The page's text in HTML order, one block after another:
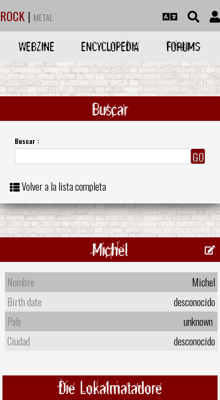
ROCK | METAL
WEBZINE ENCYCLOPEDIA FORUMS
Buscar
Buscar :
Volver a la lista completa
Michel
Nombre
Michel
Birth date
desconocido
Paîs
unknown
Ciudad
desconocido
Die Lokalmatadore